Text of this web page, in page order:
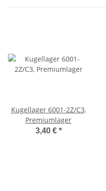
Kugellager 6001-2Z/C3,
Premiumlager
3,40 € *